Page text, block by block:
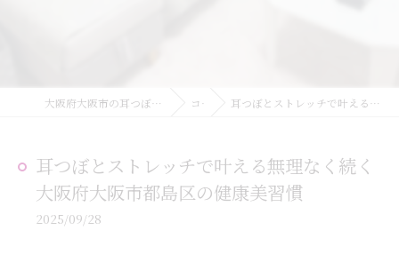
大阪府大阪市の耳つぼなら耳つぼダイエットサロンふーみん コラム 耳つぼとストレッチで叶える無理なく続く大阪府大阪市都島区の健康美習慣
耳つぼとストレッチで叶える無理なく続く
大阪府大阪市都島区の健康美習慣
2025/09/28